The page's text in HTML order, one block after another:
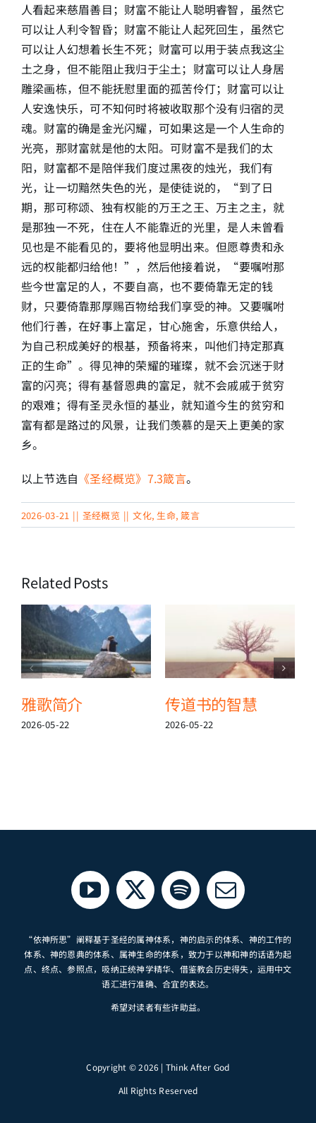
人看起来慈眉善目；财富不能让人聪明睿智，虽然它
可以让人利令智昏；财富不能让人起死回生，虽然它
可以让人幻想着长生不死；财富可以用于装点我这尘
土之身，但不能阻止我归于尘土；财富可以让人身居
雕梁画栋，但不能抚慰里面的孤苦伶仃；财富可以让
人安逸快乐，可不知何时将被收取那个没有归宿的灵
魂。财富的确是金光闪耀，可如果这是一个人生命的
光亮，那财富就是他的太阳。可财富不是我们的太
阳，财富都不是陪伴我们度过黑夜的烛光，我们有
光，让一切黯然失色的光，是使徒说的，“到了日
期，那可称颂、独有权能的万王之王、万主之主，就
是那独一不死，住在人不能靠近的光里，是人未曾看
见也是不能看见的，要将他显明出来。但愿尊贵和永
远的权能都归给他！”，然后他接着说，“要嘱咐那
些今世富足的人，不要自高，也不要倚靠无定的钱
财，只要倚靠那厚赐百物给我们享受的神。又要嘱咐
他们行善，在好事上富足，甘心施舍，乐意供给人，
为自己积成美好的根基，预备将来，叫他们持定那真
正的生命”。得见神的荣耀的璀璨，就不会沉迷于财
富的闪亮；得有基督恩典的富足，就不会戚戚于贫穷
的艰难；得有圣灵永恒的基业，就知道今生的贫穷和
富有都是路过的风景，让我们羡慕的是天上更美的家
乡。
以上节选自 《圣经概览》7.3箴言。
2026-03-21 || 圣经概览 || 文化, 生命,箴言
Related Posts
雅歌简介
2026-05-22
传道书的智慧
2026-05-22
“依神所思”阐释基于圣经的属神体系，神的启示的体系、神的工作的
体系、神的恩典的体系、属神生命的体系，致力于以神和神的话语为起
点、终点、参照点，吸纳正统神学精华、借鉴教会历史得失，运用中文
语汇进行准确、合宜的表达。
希望对读者有些许助益。
Copyright © 2026 | Think After God
All Rights Reserved